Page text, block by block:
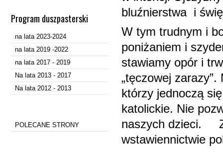
Program duszpasterski
na lata 2023-2024
na lata 2019 -2022
na lata 2017 - 2019
Na lata 2013 - 2017
Na lata 2012 - 2013
POLECANE STRONY
bluźnierstwa i
W tym trudnym i
poniżaniem i
stawiamy opór i
„tęczowej
którzy jednoczą
katolickie. Nie
naszych dzieci. Z
wstawiennictwie